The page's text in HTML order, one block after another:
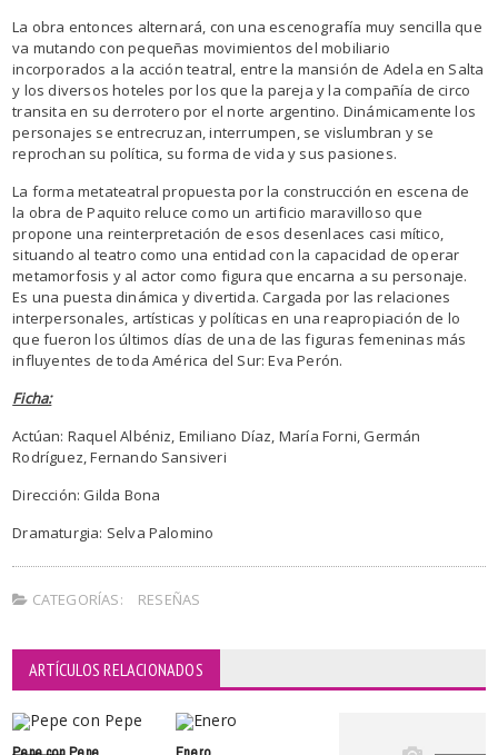
La obra entonces alternará, con una escenografía muy sencilla que
va mutando con pequeñas movimientos del mobiliario
incorporados a la acción teatral, entre la mansión de Adela en Salta
y los diversos hoteles por los que la pareja y la compañía de circo
transita en su derrotero por el norte argentino. Dinámicamente los
personajes se entrecruzan, interrumpen, se vislumbran y se
reprochan su política, su forma de vida y sus pasiones.
La forma metateatral propuesta por la construcción en escena de
la obra de Paquito reluce como un artificio maravilloso que
propone una reinterpretación de esos desenlaces casi mítico,
situando al teatro como una entidad con la capacidad de operar
metamorfosis y al actor como figura que encarna a su personaje.
Es una puesta dinámica y divertida. Cargada por las relaciones
interpersonales, artísticas y políticas en una reapropiación de lo
que fueron los últimos días de una de las figuras femeninas más
influyentes de toda América del Sur: Eva Perón.
Ficha:
Actúan: Raquel Albéniz, Emiliano Díaz, María Forni, Germán
Rodríguez, Fernando Sansiveri
Dirección: Gilda Bona
Dramaturgia: Selva Palomino
CATEGORÍAS: RESEÑAS
ARTÍCULOS RELACIONADOS